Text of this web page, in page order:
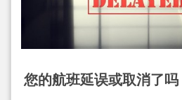
您的航班延误或取消了吗